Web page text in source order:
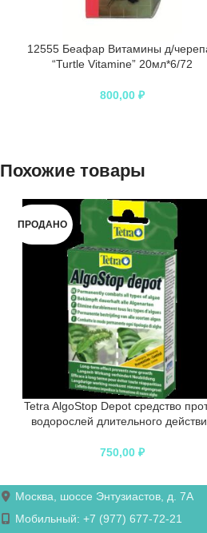
12555 Беафар Витамины д/
“Turtle Vitamine” 20мл*6/72
800,00 ₽
Похожие товары
ПРОДАНО
Tetra AlgoStop Depot средство
водорослей длительного
750,00 ₽
Москва, шоссе Энтузиастов, д. 7А
Мобильный: +7 (977) 677-72-21